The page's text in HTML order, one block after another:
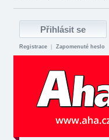
Registrace Zapomenuté heslo